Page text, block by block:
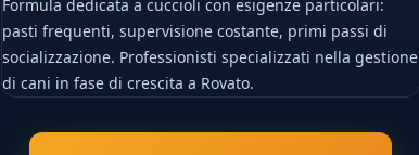
Formula dedicata a cuccioli con esigenze particolari:
pasti frequenti, supervisione costante, primi passi di
socializzazione. Professionisti specializzati nella gestione
di cani in fase di crescita a Rovato.